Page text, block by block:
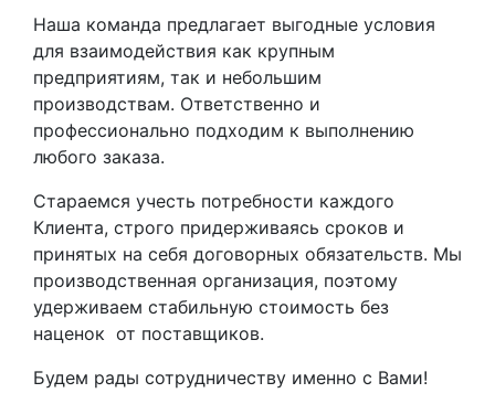
Наша команда предлагает выгодные условия
для взаимодействия как крупным
предприятиям, так и небольшим
производствам. Ответственно и
профессионально подходим к выполнению
любого заказа.
Стараемся учесть потребности каждого
Клиента, строго придерживаясь сроков и
принятых на себя договорных обязательств. Мы
производственная организация, поэтому
удерживаем стабильную стоимость без
наценок от поставщиков.
Будем рады сотрудничеству именно с Вами!